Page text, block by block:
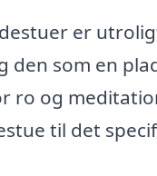
er
den som en
ro og
til det